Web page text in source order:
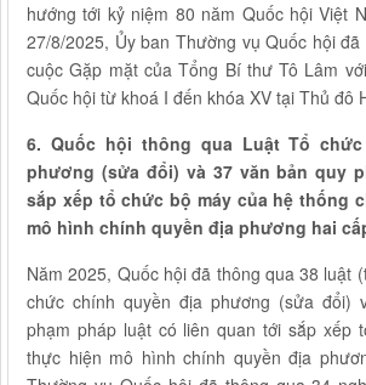
hướng tới kỷ niệm 80 năm Quốc hội Việt
27/8/2025, Ủy ban Thường vụ Quốc hội
cuộc Gặp mặt của Tổng Bí thư Tô Lâm
Quốc hội từ khoá I đến khóa XV tại Thủ đô
6. Quốc hội thông qua Luật Tổ
phương (sửa đổi) và 37 văn bản quy
sắp xếp tổ chức bộ máy của hệ thống
mô hình chính quyền địa phương hai
Năm 2025, Quốc hội đã thông qua 38 luật
chức chính quyền địa phương (sửa đổi)
phạm pháp luật có liên quan tới sắp xếp
thực hiện mô hình chính quyền địa